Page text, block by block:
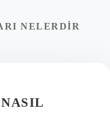
NELERDIR